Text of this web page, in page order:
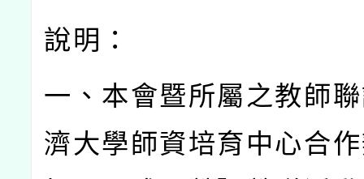
說明：
一、本會暨所屬之教師
濟大學師資培育中心合